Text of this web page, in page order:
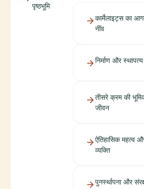
पृष्ठभूमि
कार्मेलाइट्स का
नींव
निर्माण और
तीसरे क्रम की
जीवन
ऐतिहासिक महत्व
व्यक्ति
पुनर्स्थापना और